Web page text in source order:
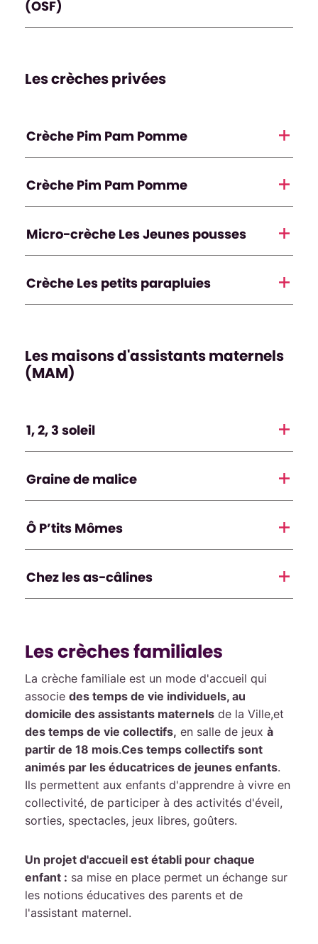
(OSF)
Les crèches privées
Crèche Pim Pam Pomme
Crèche Pim Pam Pomme
Micro-crèche Les Jeunes pousses
Crèche Les petits parapluies
Les maisons d'assistants maternels
(MAM)
1, 2, 3 soleil
Graine de malice
Ô P’tits Mômes
Chez les as-câlines
Les crèches familiales
La crèche familiale est un mode d'accueil qui
associe des temps de vie individuels, au
domicile des assistants maternels de la Ville,et
des temps de vie collectifs, en salle de jeux à
partir de 18 mois.Ces temps collectifs sont
animés par les éducatrices de jeunes enfants.
Ils permettent aux enfants d'apprendre à vivre en
collectivité, de participer à des activités d'éveil,
sorties, spectacles, jeux libres, goûters.
Un projet d'accueil est établi pour chaque
enfant : sa mise en place permet un échange sur
les notions éducatives des parents et de
l'assistant maternel.